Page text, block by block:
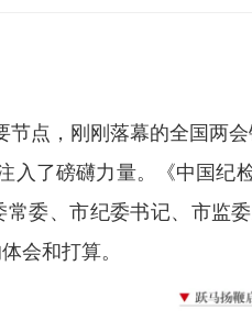
节点，刚刚落幕的全国两
入了磅礴力量。《中国纪
委、市纪委书记、市监
会和打算。